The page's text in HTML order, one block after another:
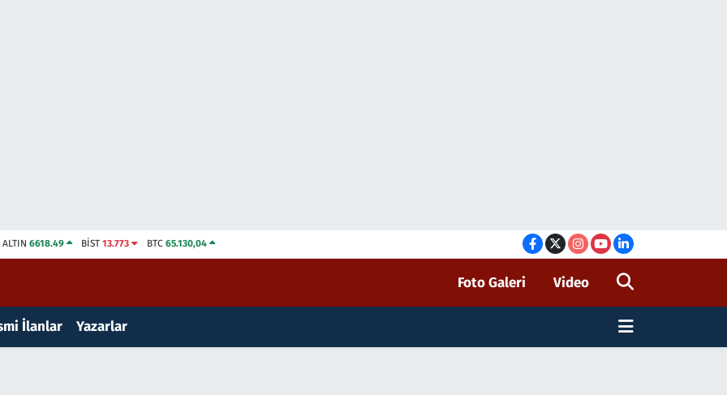
ALTIN 6618.49 BİST13.773 BTC 65.130,04
Foto Galeri Video
İlanlar Yazarlar